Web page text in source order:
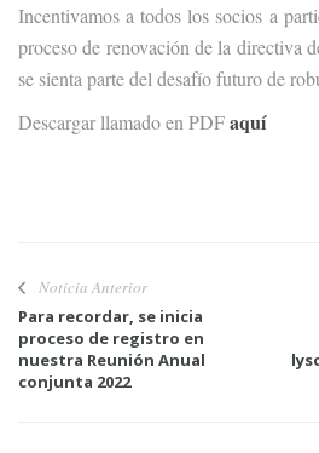
Incentivamos a todos los socios a
proceso de renovación de la directiva
se sienta parte del desafío futuro de
Descargar llamado en PDFaquí
Noticia Anterior
Para recordar, se inicia
proceso de registro en
nuestra Reunión Anual
conjunta 2022